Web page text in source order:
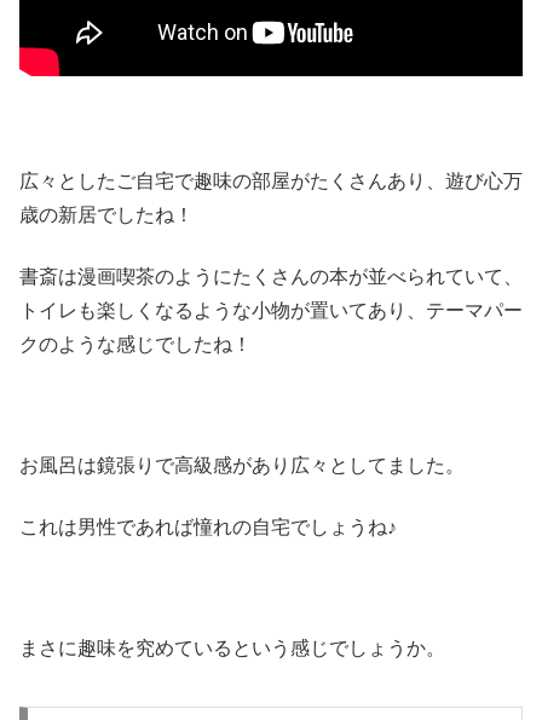
広々としたご自宅で趣味の部屋がたくさんあり、遊び心万
歳の新居でしたね！
書斎は漫画喫茶のようにたくさんの本が並べられていて、
トイレも楽しくなるような小物が置いてあり、テーマパー
クのような感じでしたね！
お風呂は鏡張りで高級感があり広々としてました。
これは男性であれば憧れの自宅でしょうね♪
まさに趣味を究めているという感じでしょうか。